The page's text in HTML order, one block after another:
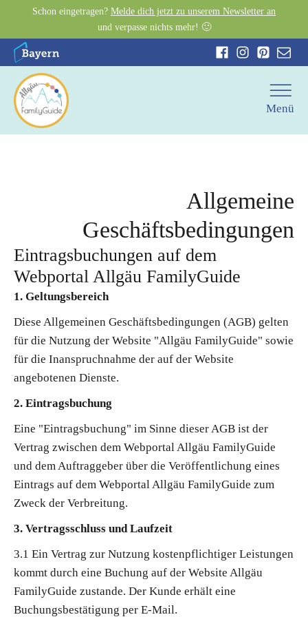
Schon eingetragen? Melde dich jetzt zu unserem Newsletter an
und verpasse nichts mehr! 🙂
Menü
Allgemeine
Geschäftsbedingungen
Eintragsbuchungen auf dem
Webportal Allgäu FamilyGuide
1. Geltungsbereich
Diese Allgemeinen Geschäftsbedingungen (AGB) gelten
für die Nutzung der Website "Allgäu FamilyGuide" sowie
für die Inanspruchnahme der auf der Website
angebotenen Dienste.
2. Eintragsbuchung
Eine "Eintragsbuchung" im Sinne dieser AGB ist der
Vertrag zwischen dem Webportal Allgäu FamilyGuide
und dem Auftraggeber über die Veröffentlichung eines
Eintrags auf dem Webportal Allgäu FamilyGuide zum
Zweck der Verbreitung.
3. Vertragsschluss und Laufzeit
3.1 Ein Vertrag zur Nutzung kostenpflichtiger Leistungen
kommt durch eine Buchung auf der Website Allgäu
FamilyGuide zustande. Der Kunde erhält eine
Buchungsbestätigung per E-Mail.